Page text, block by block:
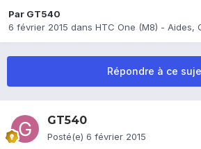
Par GT540
6 février 2015 dans HTC One (M8) - Aides,
Répondre à ce
GT540
Posté(e) 6 février 2015